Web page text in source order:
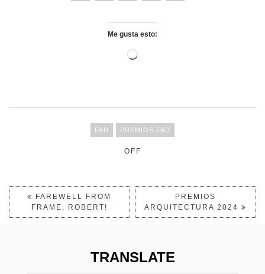
Me gusta esto:
FAD PREMIOS FAD
OFF
FAREWELL FROM
FRAME, ROBERT!
PREMIOS
ARQUITECTURA 2024
TRANSLATE